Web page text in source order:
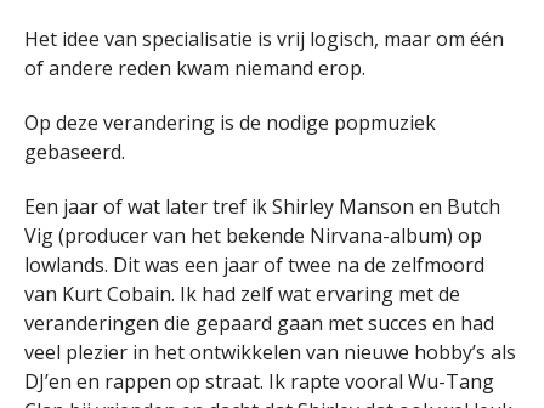
Het idee van specialisatie is vrij logisch, maar om één
of andere reden kwam niemand erop.
Op deze verandering is de nodige popmuziek
gebaseerd.
Een jaar of wat later tref ik Shirley Manson en Butch
Vig (producer van het bekende Nirvana-album) op
lowlands. Dit was een jaar of twee na de zelfmoord
van Kurt Cobain. Ik had zelf wat ervaring met de
veranderingen die gepaard gaan met succes en had
veel plezier in het ontwikkelen van nieuwe hobby’s als
DJ’en en rappen op straat. Ik rapte vooral Wu-Tang